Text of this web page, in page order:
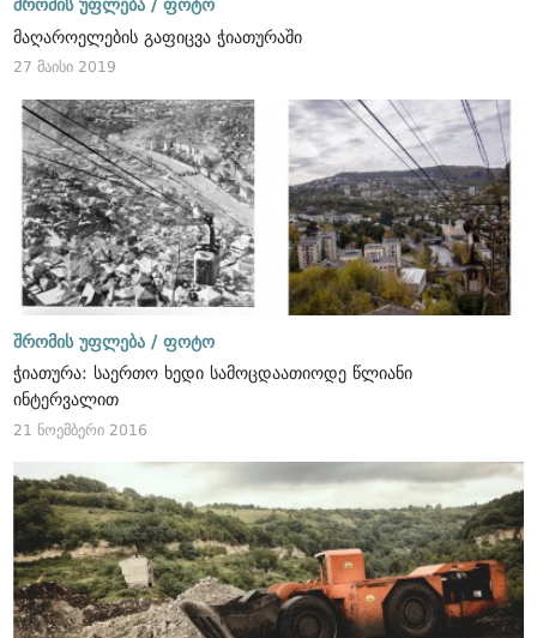
შრომის უფლება / ფოტო
მაღაროელების გაფიცვა ჭიათურაში
27 მაისი 2019
შრომის უფლება / ფოტო
ჭიათურა: საერთო ხედი სამოცდაათიოდე წლიანი
ინტერვალით
21 ნოემბერი 2016